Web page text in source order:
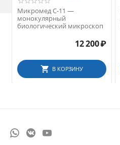
Микромед С-11 —
монокулярный
биологический микроскоп
12 200₽
В КОРЗИНУ